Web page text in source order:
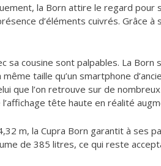
la Born attire le regard
d’éléments cuivrés. Grâce
sa cousine sont palpables. La
même taille qu’un smartphone
que l’on retrouve sur de
tête haute en réalité
m, la Cupra Born garantit à ses
de 385 litres, ce qui reste